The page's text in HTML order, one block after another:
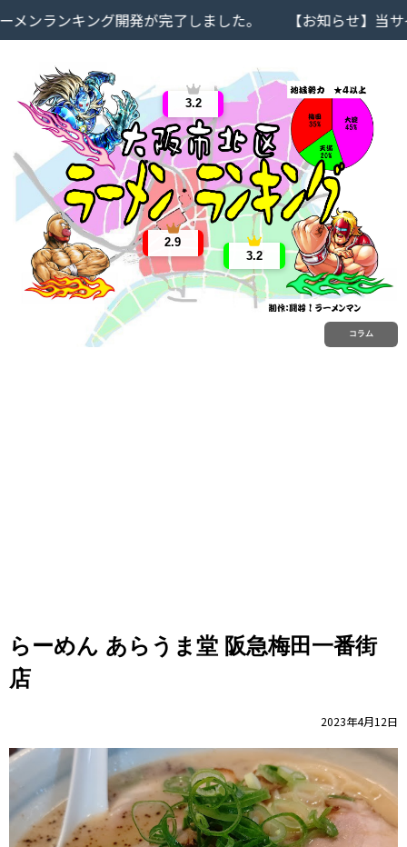
ランキング開発が完了しました。 【お知らせ】当サイ
3.2
3.2
2.9
コラム
らーめん あらうま堂 阪急梅田一番街
店
2023年4月12日